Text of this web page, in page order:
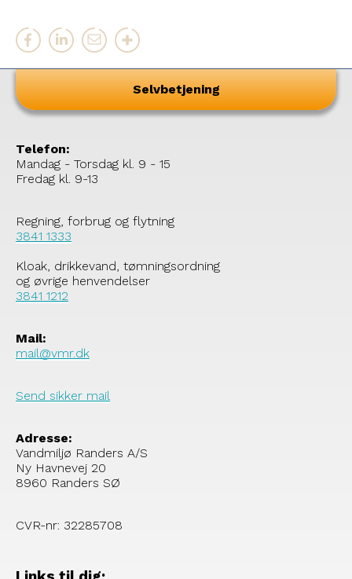
Selvbetjening
Telefon:
Mandag - Torsdag kl. 9 - 15
Fredag kl. 9-13
Regning, forbrug og flytning
3841 1333
Kloak, drikkevand, tømningsordning
og øvrige henvendelser
3841 1212
Mail:
mail@vmr.dk
Send sikker mail
Adresse:
Vandmiljø Randers A/S
Ny Havnevej 20
8960 Randers SØ
CVR-nr: 32285708